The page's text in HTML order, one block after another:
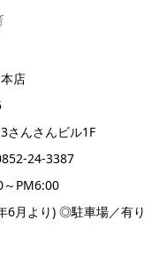
店
さんさんビル1F
24-3387
PM6:00
6月より) ◎駐車場／有り